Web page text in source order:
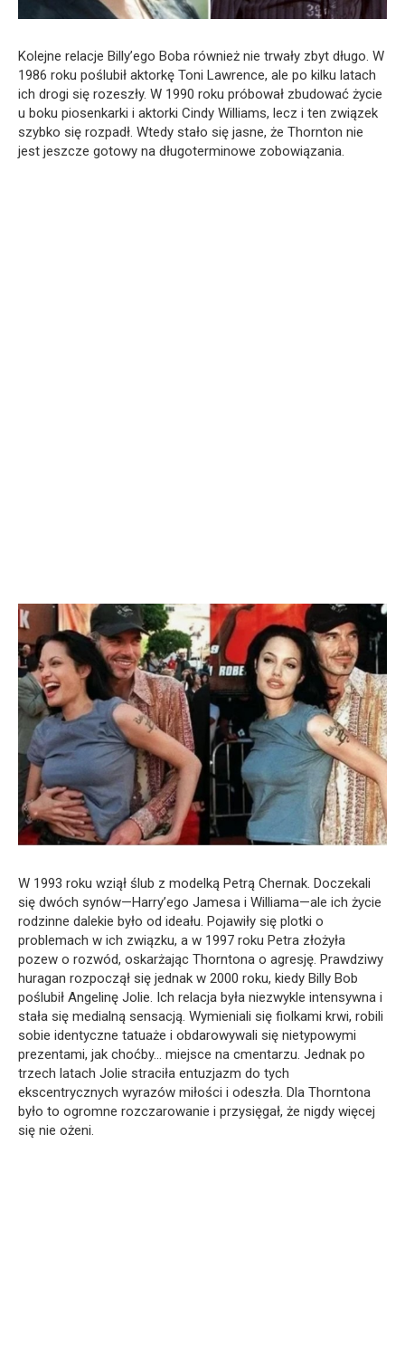
Kolejne relacje Billy’ego Boba również nie trwały zbyt długo. W
1986 roku poślubił aktorkę Toni Lawrence, ale po kilku latach
ich drogi się rozeszły. W 1990 roku próbował zbudować życie
u boku piosenkarki i aktorki Cindy Williams, lecz i ten związek
szybko się rozpadł. Wtedy stało się jasne, że Thornton nie
jest jeszcze gotowy na długoterminowe zobowiązania.
W 1993 roku wziął ślub z modelką Petrą Chernak. Doczekali
się dwóch synów—Harry’ego Jamesa i Williama—ale ich życie
rodzinne dalekie było od ideału. Pojawiły się plotki o
problemach w ich związku, a w 1997 roku Petra złożyła
pozew o rozwód, oskarżając Thorntona o agresję. Prawdziwy
huragan rozpoczął się jednak w 2000 roku, kiedy Billy Bob
poślubił Angelinę Jolie. Ich relacja była niezwykle intensywna i
stała się medialną sensacją. Wymieniali się fiolkami krwi, robili
sobie identyczne tatuaże i obdarowywali się nietypowymi
prezentami, jak choćby… miejsce na cmentarzu. Jednak po
trzech latach Jolie straciła entuzjazm do tych
ekscentrycznych wyrazów miłości i odeszła. Dla Thorntona
było to ogromne rozczarowanie i przysięgał, że nigdy więcej
się nie ożeni.